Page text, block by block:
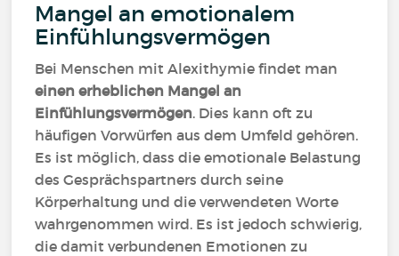
Mangel an emotionalem
Einfühlungsvermögen
Bei Menschen mit Alexithymie findet man
einen erheblichen Mangel an
Einfühlungsvermögen. Dies kann oft zu
häufigen Vorwürfen aus dem Umfeld gehören.
Es ist möglich, dass die emotionale Belastung
des Gesprächspartners durch seine
Körperhaltung und die verwendeten Worte
wahrgenommen wird. Es ist jedoch schwierig,
die damit verbundenen Emotionen zu